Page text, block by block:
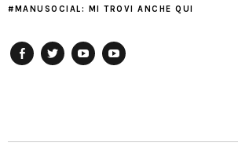
#MANUSOCIAL: MI TROVI ANCHE QUI